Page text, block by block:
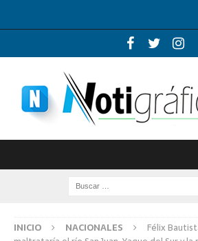
INICIO NACIONALES
Félix